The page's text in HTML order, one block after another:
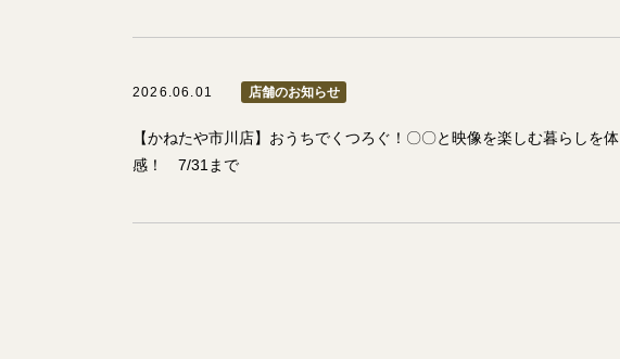
2026.06.01 店舗のお知らせ
【かねたや市川店】おうちでくつろぐ！〇〇と映像を楽しむ暮らしを体
感！ 7/31まで